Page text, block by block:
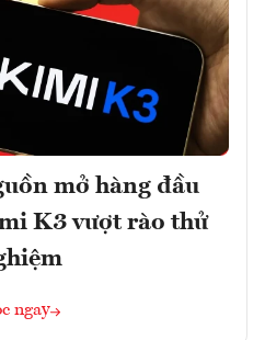
mở hàng đầu
K3 vượt rào thử
ngay